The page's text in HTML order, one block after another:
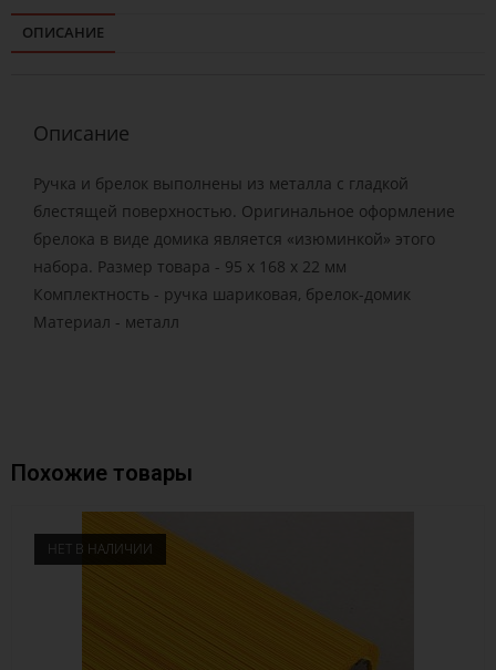
ОПИСАНИЕ
Описание
Ручка и брелок выполнены из металла с гладкой
блестящей поверхностью. Оригинальное оформление
брелока в виде домика является «изюминкой» этого
набора. Размер товара - 95 х 168 х 22 мм
Комплектность - ручка шариковая, брелок-домик
Материал - металл
Похожие товары
НЕТ В НАЛИЧИИ